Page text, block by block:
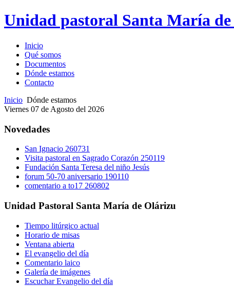
Unidad pastoral Santa María
Inicio
Qué somos
Documentos
Dónde estamos
Contacto
Inicio Dónde estamos
Viernes 07 de Agosto del 2026
Novedades
San Ignacio 260731
Visita pastoral en Sagrado Corazón 250119
Fundación Santa Teresa del niño Jesús
forum 50-70 aniversario 190110
comentario a to17 260802
Unidad Pastoral Santa María de Olárizu
Tiempo litúrgico actual
Horario de misas
Ventana abierta
El evangelio del día
Comentario laico
Galería de imágenes
Escuchar Evangelio del día